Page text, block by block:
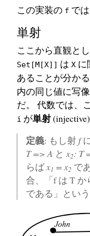
この実装の f では
単射
ここから直観と
Set[M[X]] は Xに
あることが分か
内の同じ値に写
だ。 代数では、
i が単射
定義: もし射f
T => A とx2: T
らばx1 = x2 で
合、「f は T
である」という